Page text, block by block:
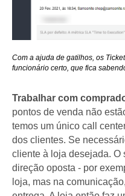
Com a ajuda de gatilhos, os
funcionário certo, que fica
Trabalhar com
pontos de venda não
temos um único call
dos clientes. Se
cliente à loja desejada. O
direção oposta - por
loja, mas na